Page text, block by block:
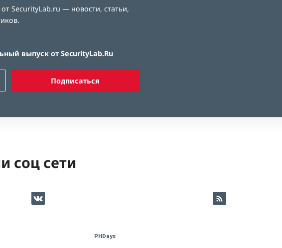
SecurityLab.ru — новости, статьи,
выпуск от SecurityLab.Ru
Подписаться
соц сети
PHDays